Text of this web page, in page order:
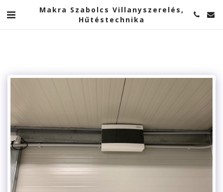
Makra Szabolcs Villanyszerelés,
Hűtéstechnika